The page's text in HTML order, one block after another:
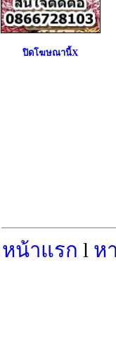
ปิดโฆษณานี้X
หน้าแรก l ห